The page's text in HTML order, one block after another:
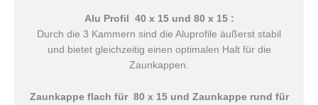
Alu Profil 40 x 15 und 80 x 15 :
Durch die 3 Kammern sind die Aluprofile äußerst stabil
und bietet gleichzeitig einen optimalen Halt für die
Zaunkappen.
Zaunkappe flach für 80 x 15 und Zaunkappe rund für